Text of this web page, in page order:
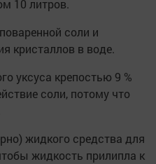
10 литров.
соли и
кристаллов в воде.
уксуса крепостью 9 %
соли, потому что
жидкого средства для
жидкость прилипла к